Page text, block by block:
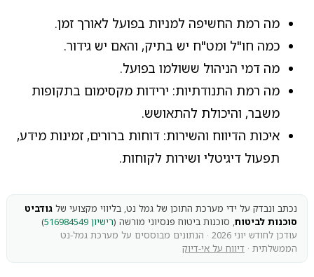
מה רמת החשיפה למניות בפועל לאורך זמן.
כמה חו"ל ומט"ח יש בתיק, והאם יש גידור.
מה דמי הניהול ששולמו בפועל.
מה רמת התנודתיות: ירידות מקסימום בתקופות
משבר, והיכולת להתאושש.
איכות הדיווח והשירות: דוחות ברורים, זמינות מידע,
תפעול דיגיטלי ושירות לקוחות.
נכתב ונבדק על ידי מערכת התוכן של גמל נט, בליווי מקצועי של גודביט
סוכנות לביטוח, סוכנות ביטוח פנסיוני מורשה (רישיון 516984549
)
עודכן לחודש יוני 2026 · הנתונים מבוססים על מערכת גמל-נט
הממשלתית · דיווח על אי-דיוק